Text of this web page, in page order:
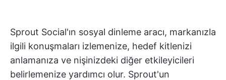
Sprout Social'ın sosyal dinleme aracı, markanızla
ilgili konuşmaları izlemenize, hedef kitlenizi
anlamanıza ve nişinizdeki diğer etkileyicileri
belirlemenize yardımcı olur. Sprout'un